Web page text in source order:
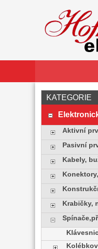
KATEGORIE
Aktivní
Pasivní
Kabely,
Krabičky,